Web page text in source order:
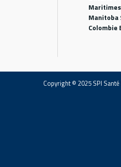
Manitoba
Colombie
Copyright © 2025 SPI